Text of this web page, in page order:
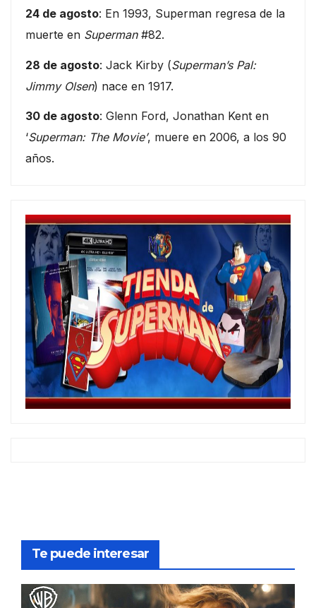
24 de agosto: En 1993, Superman regresa de la
muerte en Superman#82.
28 de agosto: Jack Kirby (Superman’s Pal:
Jimmy Olsen) nace en 1917.
30 de agosto: Glenn Ford, Jonathan Kent en
‘Superman: The Movie’, muere en 2006, a los 90
años.
Te puede interesar